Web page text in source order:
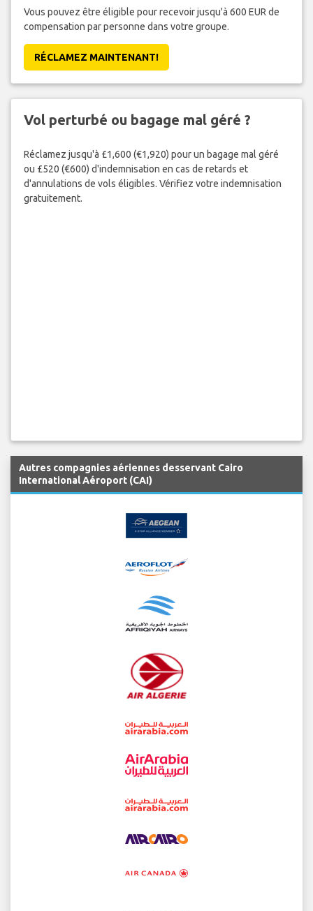
Vous pouvez être éligible pour recevoir jusqu'à 600 EUR de
compensation par personne dans votre groupe.
RÉCLAMEZ MAINTENANT!
Vol perturbé ou bagage mal géré ?
Réclamez jusqu'à £1,600 (€1,920) pour un bagage mal géré
ou £520 (€600) d'indemnisation en cas de retards et
d'annulations de vols éligibles. Vérifiez votre indemnisation
gratuitement.
Autres compagnies aériennes desservant Cairo
International Aéroport (CAI)